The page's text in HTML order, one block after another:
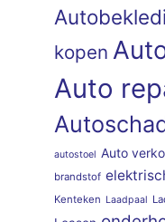
kopen
Auto
autostoel Auto
brandstof
Kenteken Laadpaal